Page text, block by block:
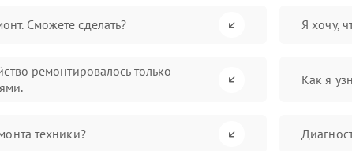
Сможете сделать? Я хочу,
ремонтировалось только
Как я
техники?